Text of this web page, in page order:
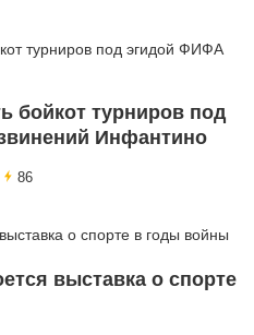
бойкот турниров под
Инфантино
86
выставка о спорте